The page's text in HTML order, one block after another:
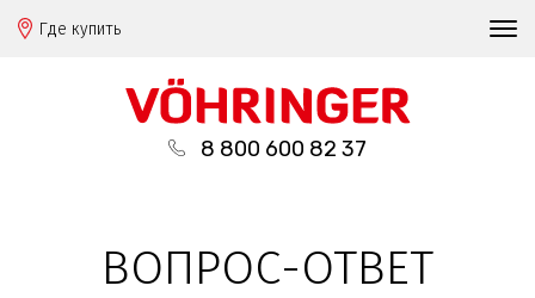
Где купить
8 800 600 82 37
ВОПРОС-ОТВЕТ